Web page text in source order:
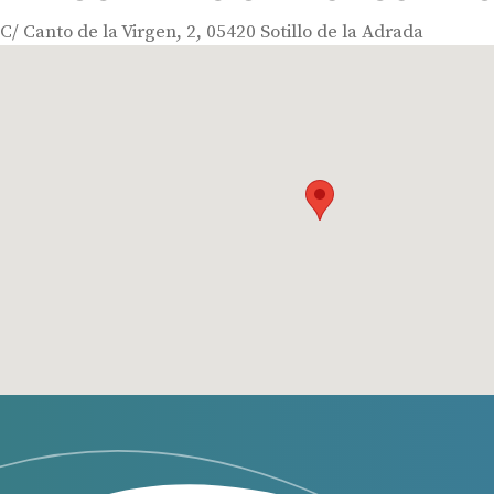
C/ Canto de la Virgen, 2, 05420 Sotillo de la Adrada